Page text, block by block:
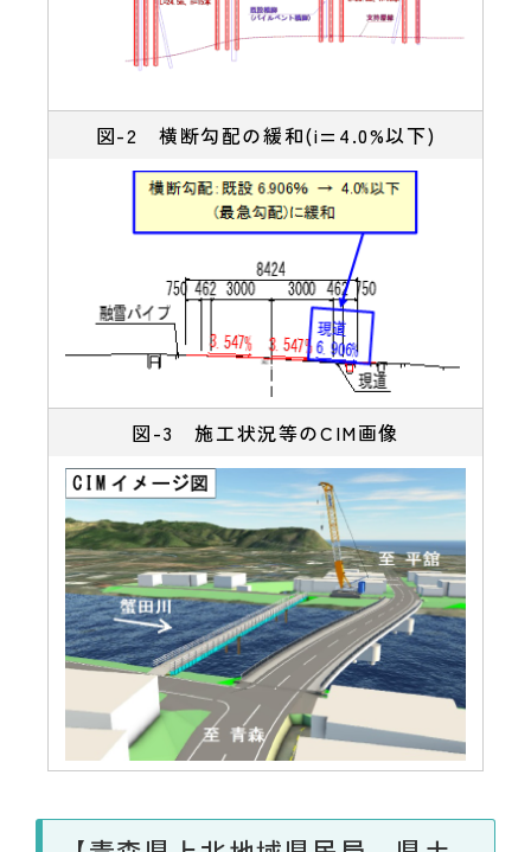
図-2 横断勾配の緩和(i=4.0%以下)
図-3 施工状況等のCIM画像